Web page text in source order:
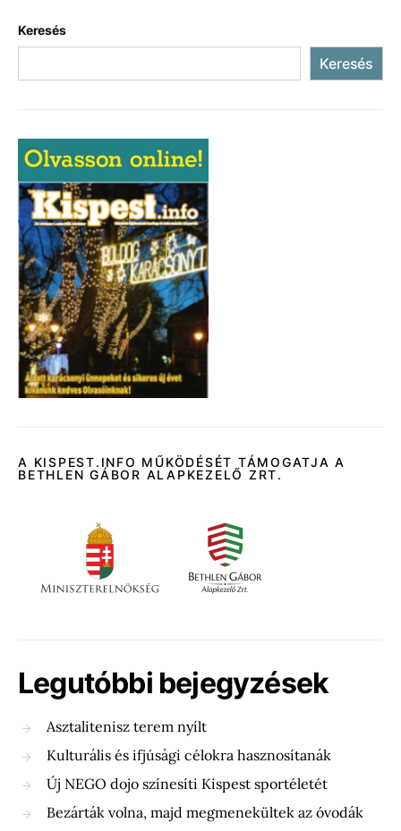
Keresés
Keresés
A KISPEST.INFO MŰKÖDÉSÉT TÁMOGATJA A
BETHLEN GÁBOR ALAPKEZELŐ ZRT.
Legutóbbi bejegyzések
Asztalitenisz terem nyílt
Kulturális és ifjúsági célokra hasznosítanák
Új NEGO dojo színesíti Kispest sportéletét
Bezárták volna, majd megmenekültek az óvodák